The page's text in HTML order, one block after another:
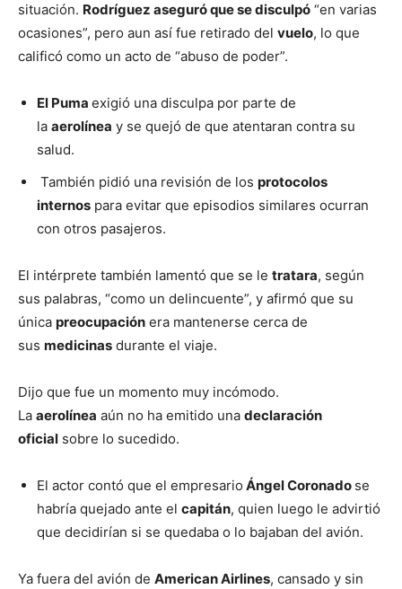
situación. Rodríguez aseguró que se disculpó “en varias
ocasiones”, pero aun así fue retirado del vuelo, lo que
calificó como un acto de “abuso de poder”.
El Puma exigió una disculpa por parte de
la aerolínea y se quejó de que atentaran contra su
salud.
También pidió una revisión de los protocolos
internos para evitar que episodios similares ocurran
con otros pasajeros.
El intérprete también lamentó que se le tratara, según
sus palabras, “como un delincuente”, y afirmó que su
única preocupación era mantenerse cerca de
sus medicinas durante el viaje.
Dijo que fue un momento muy incómodo.
La aerolínea aún no ha emitido una declaración
oficial sobre lo sucedido.
El actor contó que el empresario Ángel Coronado se
habría quejado ante el capitán, quien luego le advirtió
que decidirían si se quedaba o lo bajaban del avión.
Ya fuera del avión de American Airlines, cansado y sin